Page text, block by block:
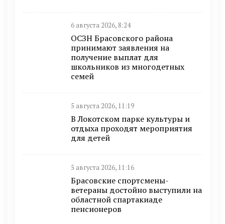
6 августа 2026, 8:24
ОСЗН Брасовского района
принимают заявления на
получение выплат для
школьников из многодетных
семей
5 августа 2026, 11:19
В Локотском парке культуры и
отдыха проходят мероприятия
для детей
5 августа 2026, 11:16
Брасовские спортсмены-
ветераны достойно выступили на
областной спартакиаде
пенсионеров